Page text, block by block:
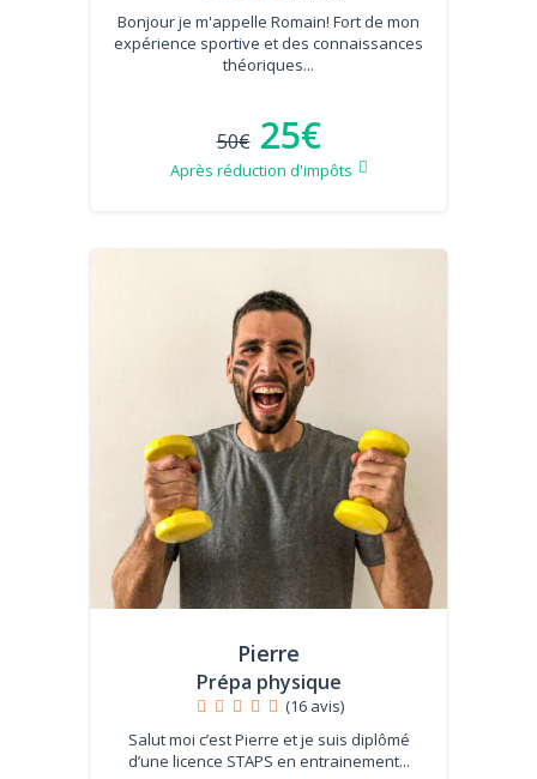
Bonjour je m'appelle Romain! Fort de mon
expérience sportive et des connaissances
théoriques...
50€ 25€
Après réduction d'impôts
Pierre
Prépa physique
(16 avis)
Salut moi c’est Pierre et je suis diplômé
d’une licence STAPS en entrainement...